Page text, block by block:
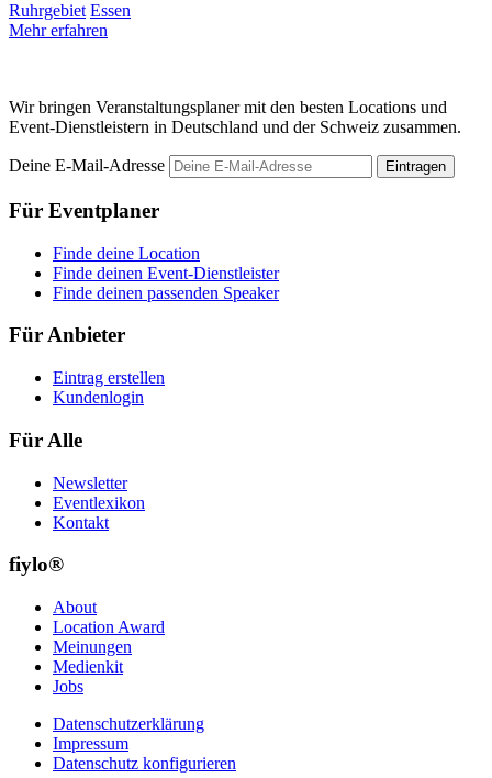
Ruhrgebiet Essen
Mehr erfahren
Wir bringen Veranstaltungsplaner mit den besten Locations und
Event-Dienstleistern in Deutschland und der Schweiz zusammen.
Deine E-Mail-Adresse Eintragen
Für Eventplaner
Finde deine Location
Finde deinen Event-Dienstleister
Finde deinen passenden Speaker
Für Anbieter
Eintrag erstellen
Kundenlogin
Für Alle
Newsletter
Eventlexikon
Kontakt
fiylo®
About
Location Award
Meinungen
Medienkit
Jobs
Datenschutzerklärung
Impressum
Datenschutz konfigurieren